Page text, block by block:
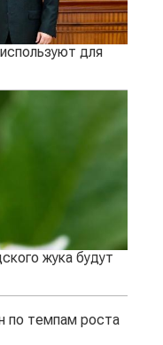
для
жука будут
по темпам роста